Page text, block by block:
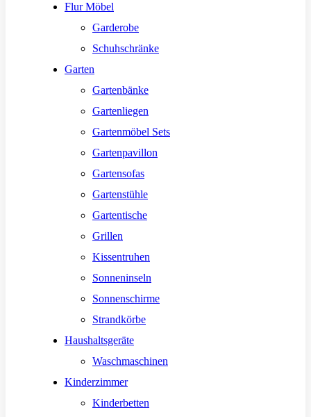
Flur Möbel
Garderobe
Schuhschränke
Garten
Gartenbänke
Gartenliegen
Gartenmöbel Sets
Gartenpavillon
Gartensofas
Gartenstühle
Gartentische
Grillen
Kissentruhen
Sonneninseln
Sonnenschirme
Strandkörbe
Haushaltsgeräte
Waschmaschinen
Kinderzimmer
Kinderbetten